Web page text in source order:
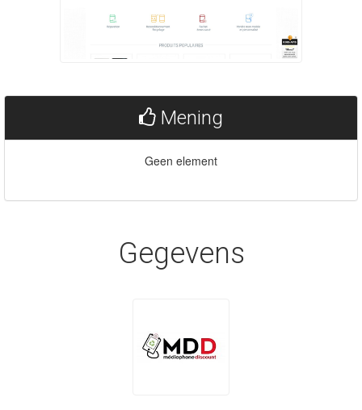
Mening
Geen element
Gegevens